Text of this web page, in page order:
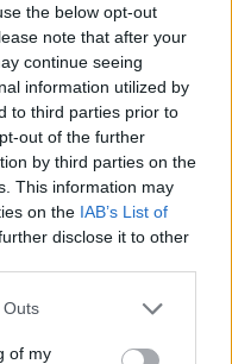
the below opt-out
note that after your
continue seeing
information utilized by
to third parties prior to
out of the further
by third parties on the
This information may
on the IAB’s List of
disclose it to other
Outs
of my